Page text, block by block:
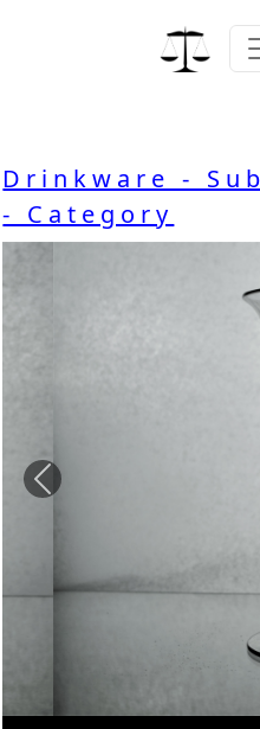
Drinkware -
- Category
Previous